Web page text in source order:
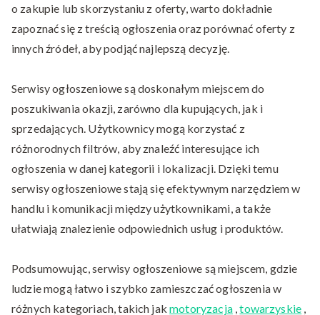
o zakupie lub skorzystaniu z oferty, warto dokładnie
zapoznać się z treścią ogłoszenia oraz porównać oferty z
innych źródeł, aby podjąć najlepszą decyzję.
Serwisy ogłoszeniowe są doskonałym miejscem do
poszukiwania okazji, zarówno dla kupujących, jak i
sprzedających. Użytkownicy mogą korzystać z
różnorodnych filtrów, aby znaleźć interesujące ich
ogłoszenia w danej kategorii i lokalizacji. Dzięki temu
serwisy ogłoszeniowe stają się efektywnym narzędziem w
handlu i komunikacji między użytkownikami, a także
ułatwiają znalezienie odpowiednich usług i produktów.
Podsumowując, serwisy ogłoszeniowe są miejscem, gdzie
ludzie mogą łatwo i szybko zamieszczać ogłoszenia w
różnych kategoriach, takich jakmotoryzacja,towarzyskie ,